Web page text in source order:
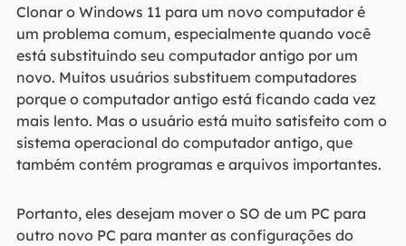
Clonar o Windows 11 para um novo computador é
um problema comum, especialmente quando você
está substituindo seu computador antigo por um
novo. Muitos usuários substituem computadores
porque o computador antigo está ficando cada vez
mais lento. Mas o usuário está muito satisfeito com o
sistema operacional do computador antigo, que
também contém programas e arquivos importantes.
Portanto, eles desejam mover o SO de um PC para
outro novo PC para manter as configurações do